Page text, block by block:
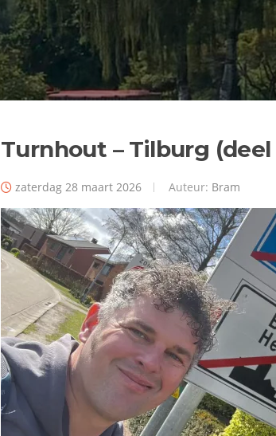
Turnhout – Tilburg (deel
zaterdag 28 maart 2026 Auteur: Bram